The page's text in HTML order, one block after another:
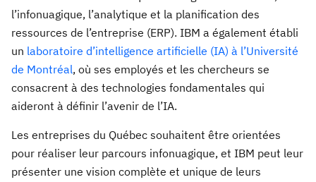
l’infonuagique, l’analytique et la planification des
ressources de l’entreprise (ERP). IBM a également établi
un laboratoire d’intelligence artificielle (IA) à l’Université
de Montréal, où ses employés et les chercheurs se
consacrent à des technologies fondamentales qui
aideront à définir l’avenir de l’IA.
Les entreprises du Québec souhaitent être orientées
pour réaliser leur parcours infonuagique, et IBM peut leur
présenter une vision complète et unique de leurs